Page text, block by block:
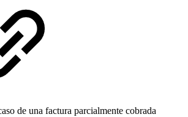
de una factura parcialmente cobrada